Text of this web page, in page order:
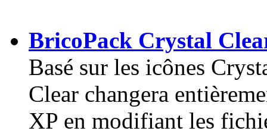
BricoPack Crystal
Basé sur les icônes
Clear changera
XP en modifiant les